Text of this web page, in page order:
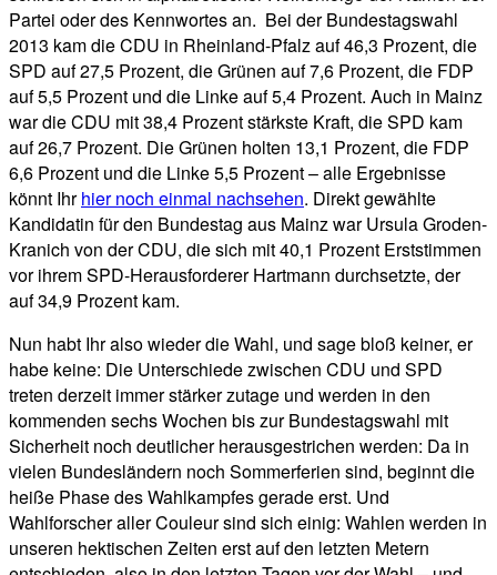
Partei oder des Kennwortes an. Bei der Bundestagswahl
2013 kam die CDU in Rheinland-Pfalz auf 46,3 Prozent, die
SPD auf 27,5 Prozent, die Grünen auf 7,6 Prozent, die FDP
auf 5,5 Prozent und die Linke auf 5,4 Prozent. Auch in Mainz
war die CDU mit 38,4 Prozent stärkste Kraft, die SPD kam
auf 26,7 Prozent. Die Grünen holten 13,1 Prozent, die FDP
6,6 Prozent und die Linke 5,5 Prozent – alle Ergebnisse
könnt Ihrhier noch einmal nachsehen. Direkt gewählte
Kandidatin für den Bundestag aus Mainz war Ursula Groden-
Kranich von der CDU, die sich mit 40,1 Prozent Erststimmen
vor ihrem SPD-Herausforderer Hartmann durchsetzte, der
auf 34,9 Prozent kam.
Nun habt Ihr also wieder die Wahl, und sage bloß keiner, er
habe keine: Die Unterschiede zwischen CDU und SPD
treten derzeit immer stärker zutage und werden in den
kommenden sechs Wochen bis zur Bundestagswahl mit
Sicherheit noch deutlicher herausgestrichen werden: Da in
vielen Bundesländern noch Sommerferien sind, beginnt die
heiße Phase des Wahlkampfes gerade erst. Und
Wahlforscher aller Couleur sind sich einig: Wahlen werden in
unseren hektischen Zeiten erst auf den letzten Metern